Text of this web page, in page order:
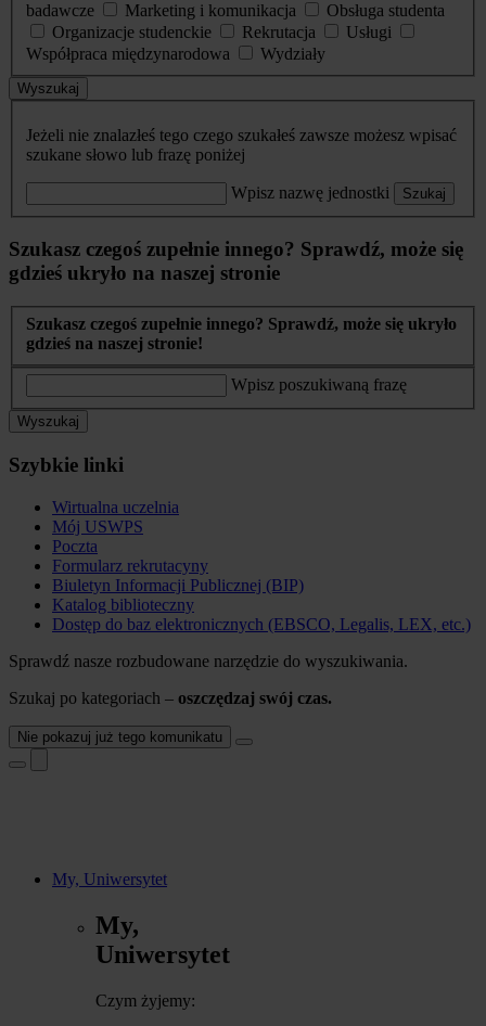
badawcze
Marketing i komunikacja
Obsługa studenta
Organizacje studenckie
Rekrutacja
Usługi
Współpraca międzynarodowa
Wydziały
Wyszukaj
Jeżeli nie znalazłeś tego czego szukałeś zawsze możesz wpisać
szukane słowo lub frazę poniżej
Wpisz nazwę jednostki Szukaj
Szukasz czegoś zupełnie innego? Sprawdź, może się
gdzieś ukryło na naszej stronie
Szukasz czegoś zupełnie innego? Sprawdź, może się ukryło
gdzieś na naszej stronie!
Wpisz poszukiwaną frazę
Wyszukaj
Szybkie linki
Wirtualna uczelnia
Mój USWPS
Poczta
Formularz rekrutacyny
Biuletyn Informacji Publicznej (BIP)
Katalog biblioteczny
Dostęp do baz elektronicznych (EBSCO, Legalis, LEX, etc.)
Sprawdź nasze rozbudowane narzędzie do wyszukiwania.
Szukaj po kategoriach – oszczędzaj swój czas.
Nie pokazuj już tego komunikatu
My, Uniwersytet
My,
Uniwersytet
Czym żyjemy: